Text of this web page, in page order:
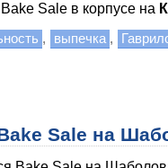
Sale в корпусе на
, выпечка ,
Sale на